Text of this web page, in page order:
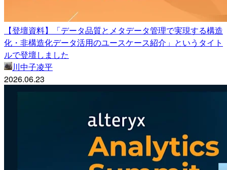
【登壇資料】「データ品質とメタデータ管理で実現する構造
化・非構造化データ活用のユースケース紹介」というタイト
ルで登壇しました
川中子凌平
2026.06.23